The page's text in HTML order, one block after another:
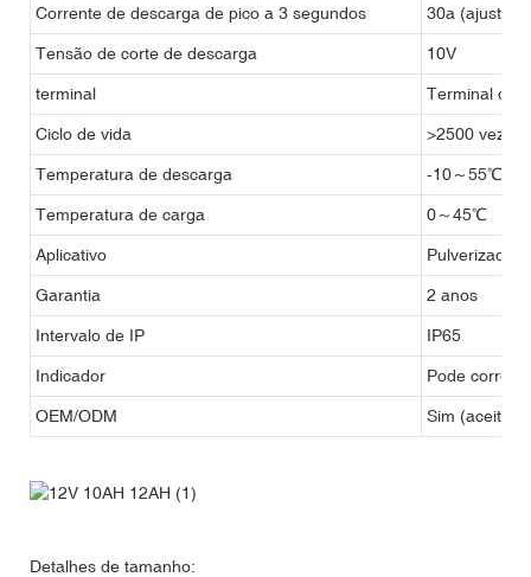
Corrente de descarga de pico a 3 segundos 30a
Tensão de corte de descarga 10V
terminal Terminal de
Ciclo de vida >2500 vezes
Temperatura de descarga -10～55℃
Temperatura de carga 0～45℃
Aplicativo Pulverizador
Garantia 2 anos
Intervalo de IP IP65
Indicador Pode
OEM/ODM Sim (aceito)
Detalhes de tamanho: